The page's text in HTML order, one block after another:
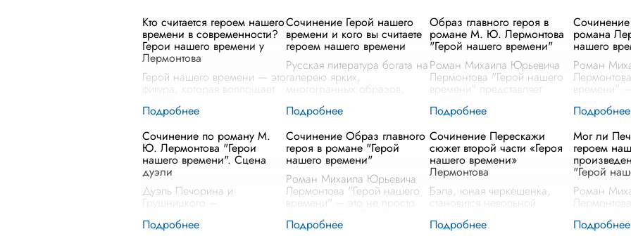
Кто считается героем нашего
времени в современности?
Герои нашего времени у
Лермонтова
Герой нашего времени — это
фигура, которая воплощает
вызовы и противоречия
случае Лермонтова, «героем
нашего времени» был
Печорин —...
Сочинение Герой нашего
времени и кого вы считаете
героем нашего времени
Русская литература богата на
галерею ярких,
многогранных образов,
надежды и разочарования.
знаковых и противоречивых,
несомненно, явля...
Образ главного героя в
романе М. Ю. Лермонтова
"Герой нашего времени"
Роман Михаила Юрьевича
Лермонтова "Герой нашего
времени" представляет
литературное произведение,
исследование, в центре
которого стоит об...
романа
нашего
Роман
времени"
человека,
Григория
Сочинение по роману М.
Ю. Лермонтова "Герои
нашего времени". Сцена
дуэли
Дуэль Печорина и
Грушницкого –
романа М.Ю. Лермонтова
Сочинение Образ главного
героя в романе "Герой
нашего времени"
Роман Михаила Юрьевича
Лермонтова "Герой нашего
времени" – это не просто
Александровича Печорина,
Сочинение Перескажи
сюжет второй части «Героя
нашего времени»
Лермонтова
Бэла, юная черкешенка,
становится невольной
обстоятельств, но и
Мог ли
героем
"Герой
Роман